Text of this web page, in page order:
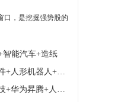
口，是挖掘强势股的
智能汽车+造纸
机器人+核电核能
昇腾+人形机器人